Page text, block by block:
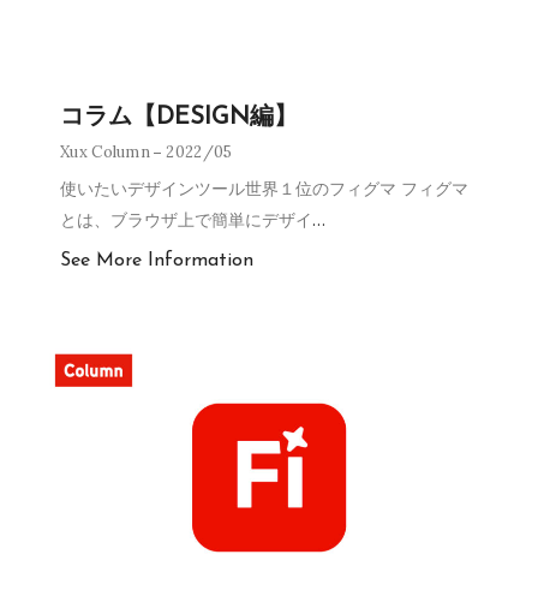
コラム【DESIGN編】
Xux Column 2022/05
使いたいデザインツール世界１位のフィグマ フィグマ
とは、ブラウザ上で簡単にデザイ…
See More Information